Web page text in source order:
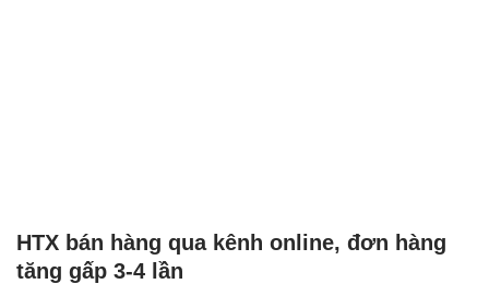
HTX bán hàng qua kênh online, đơn hàng
tăng gấp 3-4 lần